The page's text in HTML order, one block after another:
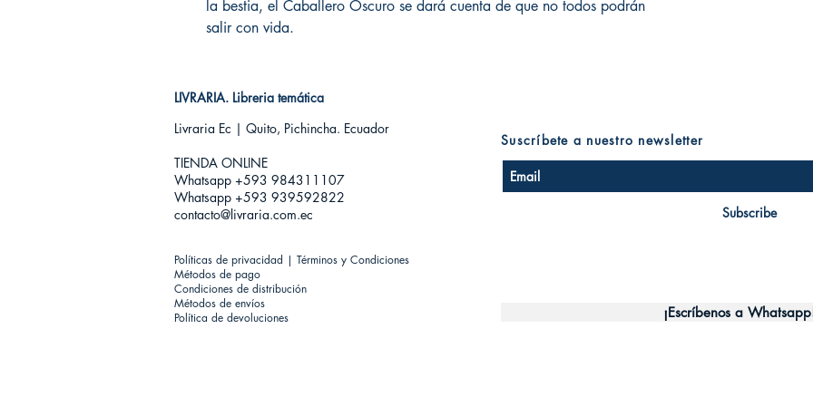
la bestia, el Caballero Oscuro se dará cuenta de que no todos podrán
salir con vida.
LIVRARIA. Libreria temática
Livraria Ec | Quito, Pichincha. Ecuador
TIENDA ONLINE​
Whatsapp +593 984311107
Whatsapp +593 939592822
contacto@livraria.com.ec
Políticas de privacidad | Términos y Condiciones
Métodos de pago
Condiciones de distribución
Métodos de envíos
Política de devoluciones
Subscribe
Suscríbete a nuestro newsletter
¡Escríbenos a